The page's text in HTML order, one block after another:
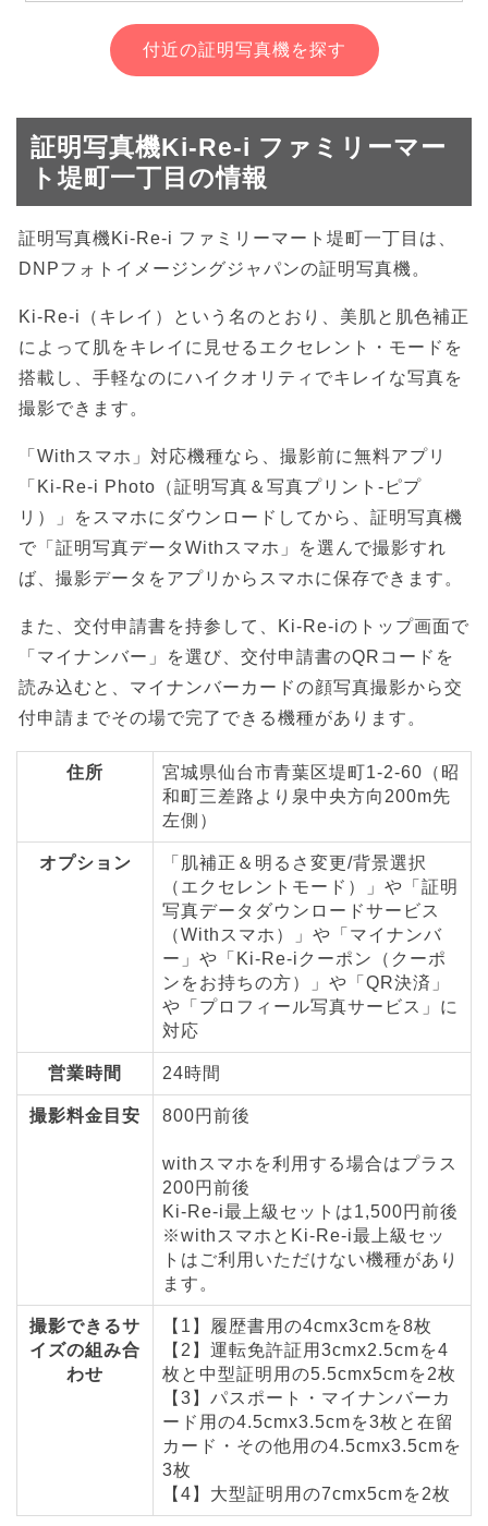
付近の証明写真機を探す
証明写真機Ki-Re-i ファミリーマー
ト堤町一丁目の情報
証明写真機Ki-Re-i ファミリーマート堤町一丁目は、
DNPフォトイメージングジャパンの証明写真機。
Ki-Re-i（キレイ）という名のとおり、美肌と肌色補正
によって肌をキレイに見せるエクセレント・モードを
搭載し、手軽なのにハイクオリティでキレイな写真を
撮影できます。
「Withスマホ」対応機種なら、撮影前に無料アプリ
「Ki-Re-i Photo（証明写真＆写真プリント-ピプ
リ）」をスマホにダウンロードしてから、証明写真機
で「証明写真データWithスマホ」を選んで撮影すれ
ば、撮影データをアプリからスマホに保存できます。
また、交付申請書を持参して、Ki-Re-iのトップ画面で
「マイナンバー」を選び、交付申請書のQRコードを
読み込むと、マイナンバーカードの顔写真撮影から交
付申請までその場で完了できる機種があります。
住所
宮城県仙台市青葉区堤町1-2-60（昭
和町三差路より泉中央方向200m先
左側）
オプション
「肌補正＆明るさ変更/背景選択
（エクセレントモード）」や「証明
写真データダウンロードサービス
（Withスマホ）」や「マイナンバ
ー」や「Ki-Re-iクーポン（クーポ
ンをお持ちの方）」や「QR決済」
や「プロフィール写真サービス」に
対応
営業時間 24時間
撮影料金目安 800円前後
withスマホを利用する場合はプラス
200円前後
Ki-Re-i最上級セットは1,500円前後
※withスマホとKi-Re-i最上級セッ
トはご利用いただけない機種があり
ます。
撮影できるサ
イズの組み合
わせ
【1】履歴書用の4cmx3cmを8枚
【2】運転免許証用3cmx2.5cmを4
枚と中型証明用の5.5cmx5cmを2枚
【3】パスポート・マイナンバーカ
ード用の4.5cmx3.5cmを3枚と在留
カード・その他用の4.5cmx3.5cmを
3枚
【4】大型証明用の7cmx5cmを2枚